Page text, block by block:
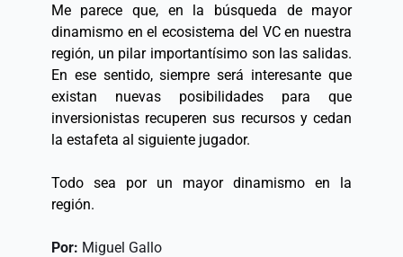
Me parece que, en la búsqueda de mayor
dinamismo en el ecosistema del VC en nuestra
región, un pilar importantísimo son las salidas.
En ese sentido, siempre será interesante que
existan nuevas posibilidades para que
inversionistas recuperen sus recursos y cedan
la estafeta al siguiente jugador.
Todo sea por un mayor dinamismo en la
región.
Por: Miguel Gallo